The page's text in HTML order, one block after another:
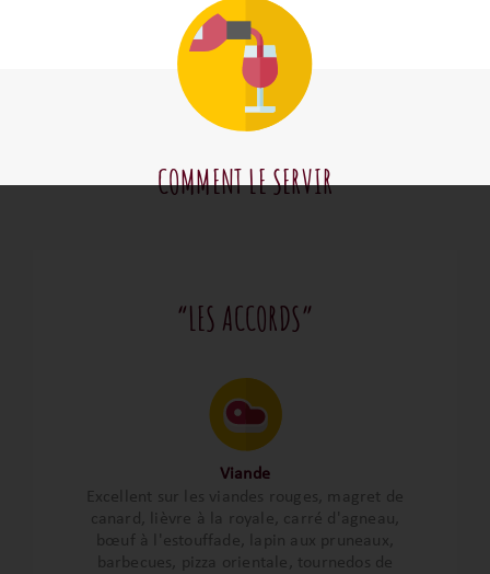
COMMENT LE SERVIR
“LES ACCORDS”
Viande
Excellent sur les viandes rouges, magret de
canard, lièvre à la royale, carré d'agneau,
bœuf à l'estouffade, lapin aux pruneaux,
barbecues, pizza orientale, tournedos de